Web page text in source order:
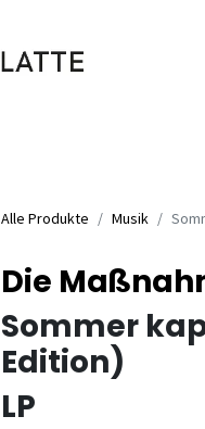
Alle Produkte Musik
Die
Sommer
Edition)
LP